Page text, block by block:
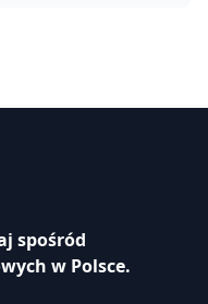
spośród
w Polsce.